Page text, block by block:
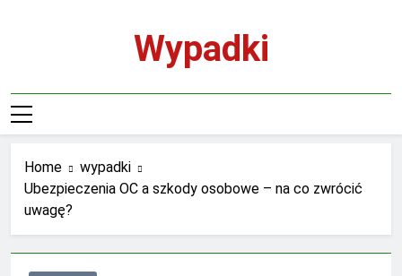
Wypadki
Home
wypadki
Ubezpieczenia OC a szkody osobowe – na co zwrócić
uwagę?